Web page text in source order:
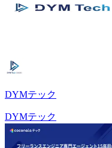
DYMテック
DYMテック